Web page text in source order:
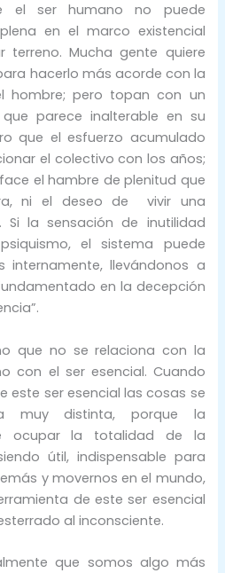
el ser humano no puede
en el marco existencial
terreno. Mucha gente quiere
hacerlo más acorde con la
hombre; pero topan con un
parece inalterable en su
que el esfuerzo acumulado
el colectivo con los años;
el hambre de plenitud que
ni el deseo de vivir una
Si la sensación de inutilidad
el sistema puede
internamente, llevándonos a
en la decepción
que no se relaciona con la
con el ser esencial. Cuando
este ser esencial las cosas se
muy distinta, porque la
ocupar la totalidad de la
útil, indispensable para
y movernos en el mundo,
de este ser esencial
al inconsciente.
que somos algo más